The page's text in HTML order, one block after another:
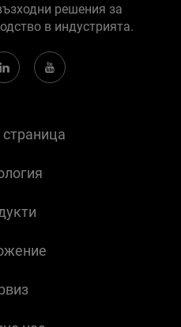
решения за
в индустрията.